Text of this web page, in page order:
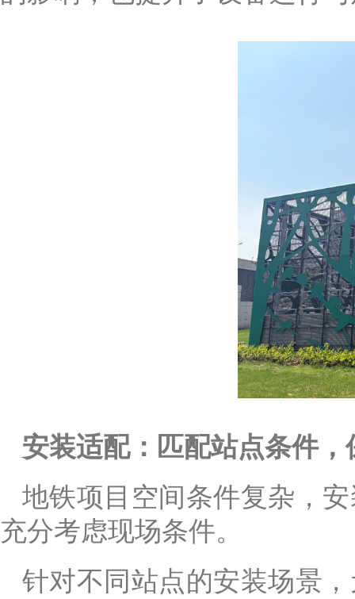
安装适配：匹配站点条件
地铁项目空间条件复杂，
充分考虑现场条件。
针对不同站点的安装场景